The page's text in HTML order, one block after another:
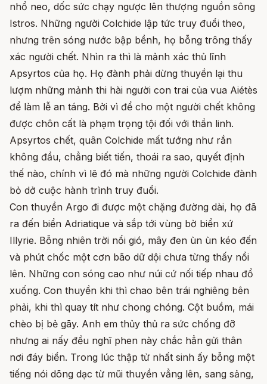
nhổ neo, dốc sức chạy ngược lên thượng nguồn sông
Istros. Những người Colchide lập tức truy đuổi theo,
nhưng trên sóng nước bập bềnh, họ bỗng trông thấy
xác người chết. Nhìn ra thì là mảnh xác thủ lĩnh
Apsyrtos của họ. Họ đành phải dừng thuyền lại thu
lượm những mảnh thi hài người con trai của vua Aiétès
để làm lễ an táng. Bởi vì để cho một người chết không
được chôn cất là phạm trọng tội đối với thần linh.
Apsyrtos chết, quân Colchide mất tướng như rắn
không đầu, chẳng biết tiến, thoái ra sao, quyết định
thế nào, chính vì lẽ đó mà những người Colchide đành
bỏ dở cuộc hành trình truy đuổi.
Con thuyền Argo đi được một chặng đường dài, họ đã
ra đến biển Adriatique và sắp tới vùng bờ biển xứ
Illyrie. Bỗng nhiên trời nổi gió, mây đen ùn ùn kéo đến
và phút chốc một cơn bão dữ dội chưa từng thấy nổi
lên. Những con sóng cao như núi cứ nối tiếp nhau đổ
xuống. Con thuyền khi thì chao bên trái nghiêng bên
phải, khi thì quay tít như chong chóng. Cột buồm, mái
chèo bị bẻ gãy. Anh em thủy thủ ra sức chống đỡ
nhưng ai nấy đều nghĩ phen này chắc hẳn gửi thân
nơi đáy biển. Trong lúc thập tử nhất sinh ấy bỗng một
tiếng nói dõng dạc từ mũi thuyền vẳng lên, sang sảng,